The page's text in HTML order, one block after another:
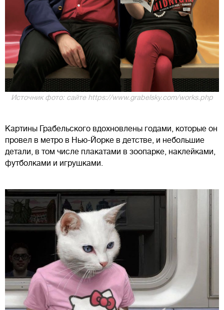
Источник фото: сайте https://www.grabelsky.com/works.php
Картины Грабельского вдохновлены годами, которые он
провел в метро в Нью-Йорке в детстве, и небольшие
детали, в том числе плакатами в зоопарке, наклейками,
футболками и игрушками.